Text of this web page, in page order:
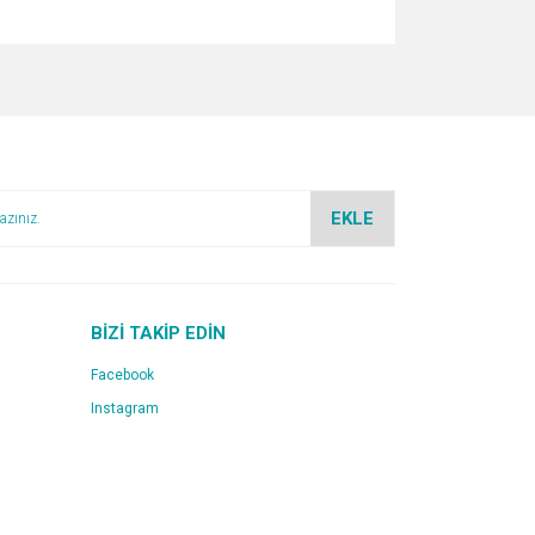
EKLE
BİZİ TAKİP EDİN
Facebook
Instagram